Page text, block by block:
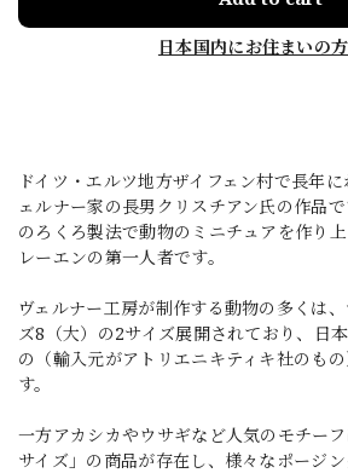
日本国内にお住まいの
ドイツ・エルツ地方ザイフェン村で長年
ェルナー家の長男クリスチアン氏の作品
のろくろ製法で動物のミニチュアを作り
レーエンの第一人者です。
ヴェルナー工房が制作する動物の多くは
ズ8（大）の2サイズ展開されており、日
の（輸入元がアトリエニキティキ社のも
す。
一方アカシカやウサギなど人気のモチー
サイズ」の商品が存在し、様々なポージ